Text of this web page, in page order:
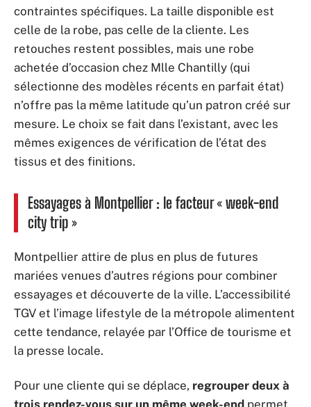
contraintes spécifiques. La taille disponible est
celle de la robe, pas celle de la cliente. Les
retouches restent possibles, mais une robe
achetée d’occasion chez Mlle Chantilly (qui
sélectionne des modèles récents en parfait état)
n’offre pas la même latitude qu’un patron créé sur
mesure. Le choix se fait dans l’existant, avec les
mêmes exigences de vérification de l’état des
tissus et des finitions.
Essayages à Montpellier : le facteur « week-end
city trip »
Montpellier attire de plus en plus de futures
mariées venues d’autres régions pour combiner
essayages et découverte de la ville. L’accessibilité
TGV et l’image lifestyle de la métropole alimentent
cette tendance, relayée par l’Office de tourisme et
la presse locale.
Pour une cliente qui se déplace, regrouper deux à
trois rendez-vous sur un même week-end permet